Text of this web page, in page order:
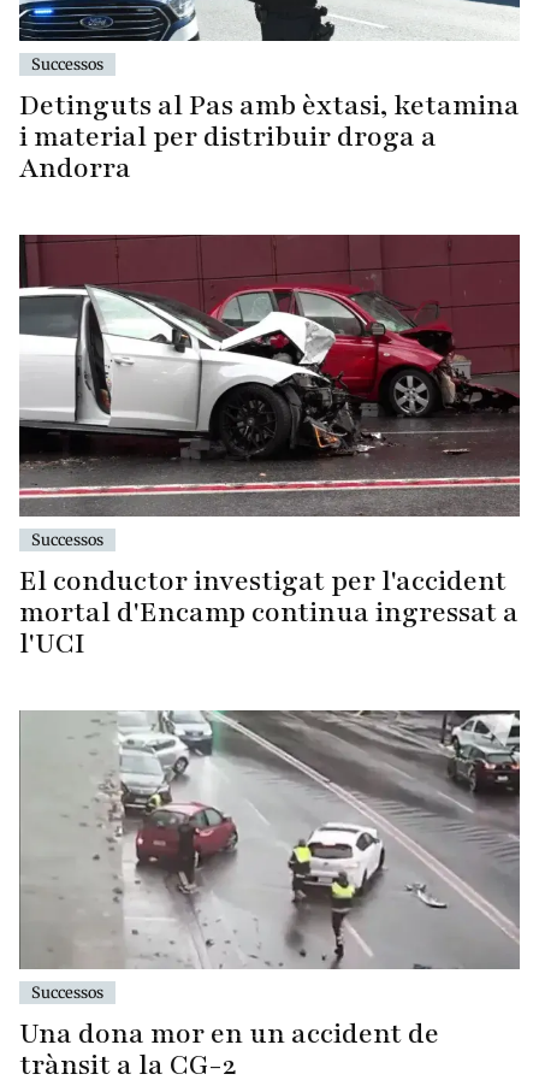
Successos
Detinguts al Pas amb èxtasi, ketamina
i material per distribuir droga a
Andorra
Successos
El conductor investigat per l'accident
mortal d'Encamp continua ingressat a
l'UCI
Successos
Una dona mor en un accident de
trànsit a la CG-2